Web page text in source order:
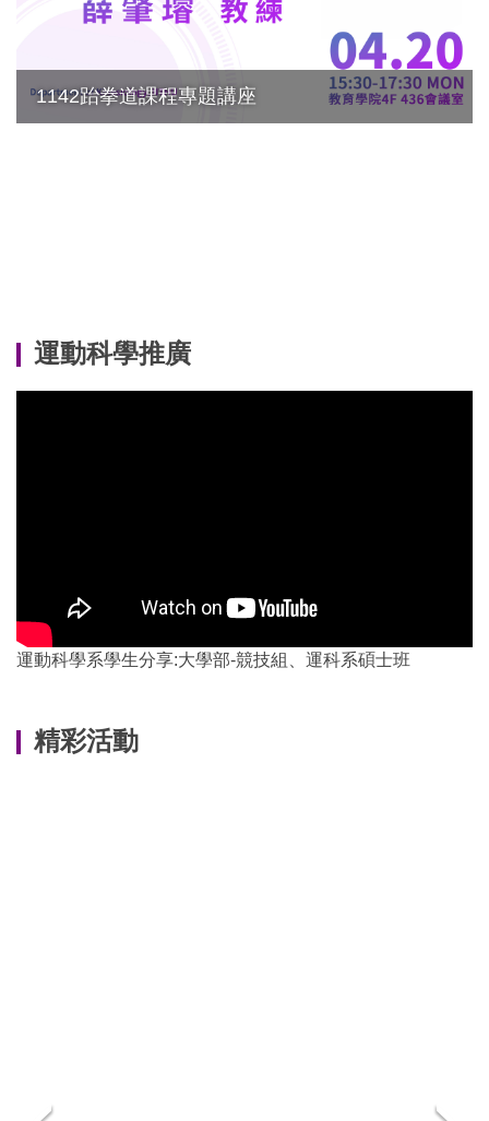
1142跆拳道課程專題講座
運動科學推廣
運動科學系學生分享:大學部-競技組、運科系碩士班
精彩活動